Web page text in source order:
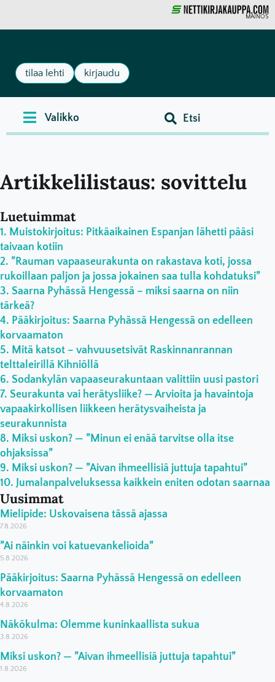
MAINOS
tilaa lehti kirjaudu
Artikkelilistaus: sovittelu
Luetuimmat
Muistokirjoitus: Pitkäaikainen Espanjan lähetti pääsi
taivaan kotiin
”Rauman vapaaseurakunta on rakastava koti, jossa
rukoillaan paljon ja jossa jokainen saa tulla kohdatuksi”
Saarna Pyhässä Hengessä – miksi saarna on niin
tärkeä?
Pääkirjoitus: Saarna Pyhässä Hengessä on edelleen
korvaamaton
Mitä katsot – vahvuusetsivät Raskinnanrannan
telttaleirillä Kihniöllä
Sodankylän vapaaseurakuntaan valittiin uusi pastori
Seurakunta vai herätysliike? — Arvioita ja havaintoja
vapaakirkollisen liikkeen herätysvaiheista ja
seurakunnista
Miksi uskon? — ”Minun ei enää tarvitse olla itse
ohjaksissa”
Miksi uskon? — ”Aivan ihmeellisiä juttuja tapahtui”
Jumalanpalveluksessa kaikkein eniten odotan saarnaa
Uusimmat
Mielipide: Uskovaisena tässä ajassa
7.8.2026
”Ai näinkin voi katuevankelioida”
5.8.2026
Pääkirjoitus: Saarna Pyhässä Hengessä on edelleen
korvaamaton
4.8.2026
Näkökulma: Olemme kuninkaallista sukua
3.8.2026
Miksi uskon? — ”Aivan ihmeellisiä juttuja tapahtui”
1.8.2026